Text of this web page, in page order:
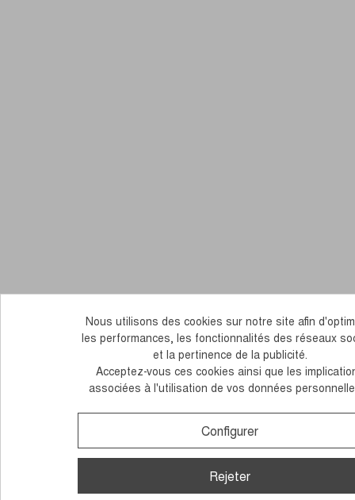
Nous utilisons des cookies sur notre site afin
les performances, les fonctionnalités des réseaux
et la pertinence de la publicité.
Acceptez-vous ces cookies ainsi que les
associées à l'utilisation de vos données
Configurer
Rejeter